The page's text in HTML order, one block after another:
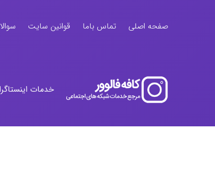
صفحه اصلی تماس باما قوانین سایت
خدمات